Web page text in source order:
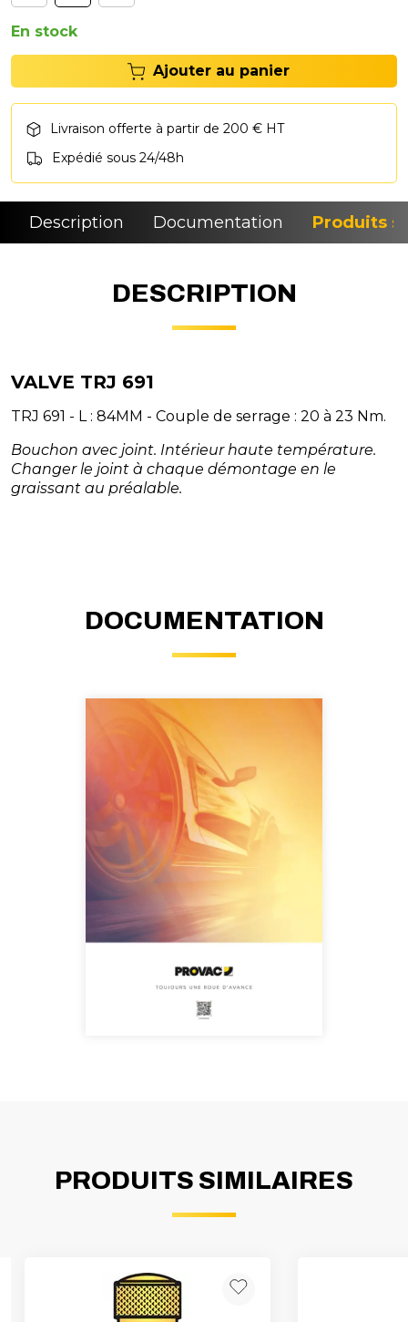
En stock
Ajouter au panier
Livraison offerte à partir de 200 € HT
Expédié sous 24/48h
Description Documentation Produits
DESCRIPTION
VALVE TRJ 691
TRJ 691 - L : 84MM - Couple de serrage : 20 à 23 Nm.
Bouchon avec joint. Intérieur haute température.
Changer le joint à chaque démontage en le
graissant au préalable.
DOCUMENTATION
PRODUITS SIMILAIRES